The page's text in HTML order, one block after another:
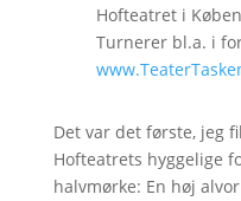
Hofteatret i
Turnerer bl.a. i
Det var det første, jeg
Hofteatrets hyggelige
halvmørke: En høj